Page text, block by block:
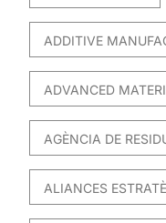
ADDITIVE
ADVANCED
AGÈNCIA DE
ALIANCES